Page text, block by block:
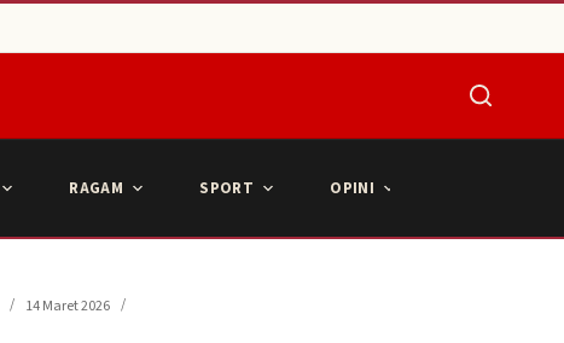
RAGAM SPORT OPINI
14 Maret 2026